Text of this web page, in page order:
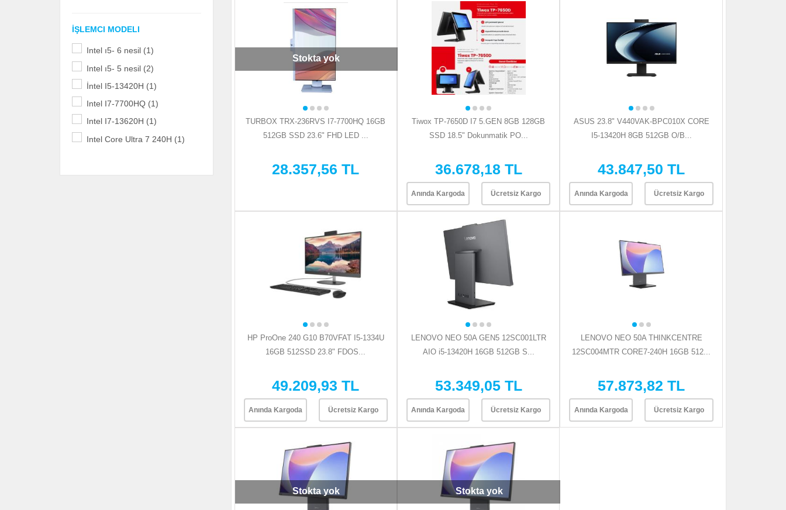
İŞLEMCI MODELI
Intel ı5- 6 nesil (1)
Intel ı5- 5 nesil (2)
İntel I5-13420H (1)
Intel I7-7700HQ (1)
Intel I7-13620H (1)
Intel Core Ultra 7 240H (1)
Stokta yok
TURBOX TRX-236RVS I7-7700HQ 16GB
512GB SSD 23.6" FHD LED ...
28.357,56 TL
Tiwox TP-7650D I7 5.GEN 8GB 128GB
SSD 18.5" Dokunmatik PO...
36.678,18 TL
Anında Kargoda Ücretsiz Kargo
ASUS 23.8" V440VAK-BPC010X CORE
I5-13420H 8GB 512GB O/B...
43.847,50 TL
Anında Kargoda Ücretsiz Kargo
HP ProOne 240 G10 B70VFAT I5-1334U
16GB 512SSD 23.8" FDOS...
49.209,93 TL
Anında Kargoda Ücretsiz Kargo
LENOVO NEO 50A GEN5 12SC001LTR
AIO i5-13420H 16GB 512GB S...
53.349,05 TL
Anında Kargoda Ücretsiz Kargo
LENOVO NEO 50A THINKCENTRE
12SC004MTR CORE7-240H 16GB 512...
57.873,82 TL
Anında Kargoda Ücretsiz Kargo
Stokta yok Stokta yok